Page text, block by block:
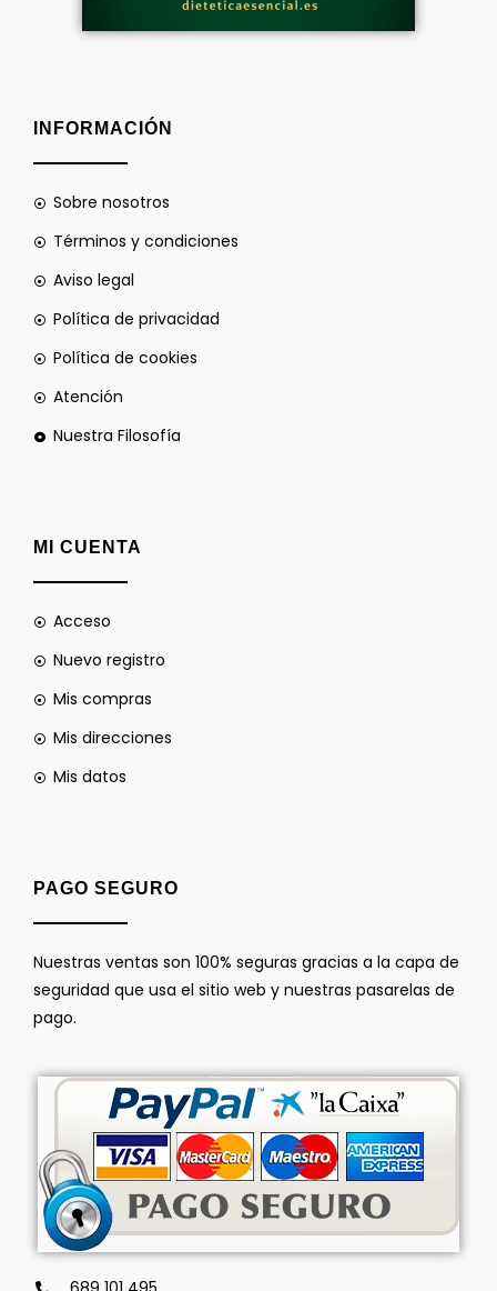
INFORMACIÓN
Sobre nosotros
Términos y condiciones
Aviso legal
Política de privacidad
Política de cookies
Atención
Nuestra Filosofía
MI CUENTA
Acceso
Nuevo registro
Mis compras
Mis direcciones
Mis datos
PAGO SEGURO
Nuestras ventas son 100% seguras gracias a la capa de
seguridad que usa el sitio web y nuestras pasarelas de
pago.